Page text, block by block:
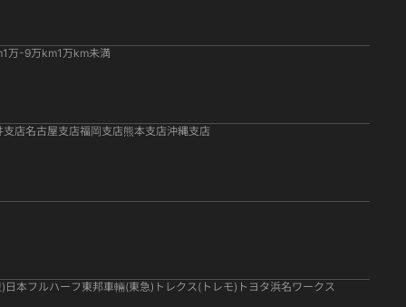
1万-9万km1万km未満
支店名古屋支店福岡支店熊本支店沖縄支店
日本フルハーフ 東邦車輛(東急) トレクス(トレモ) トヨタ浜名ワークス